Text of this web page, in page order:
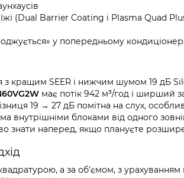
(Dual Barrier Coating і Plasma Quad
у попередньому
з кращим SEER і нижчим шумом 19 дБ
має потік 942 м³/год і ширший
19 → 27 дБ помітна на слух,
внутрішніми блоками від одного
знати наперед, якщо плануєте
а за об'ємом, з урахуванням